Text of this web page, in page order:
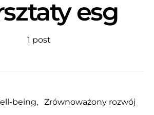
esg
1 post
being Zrównoważony rozwój